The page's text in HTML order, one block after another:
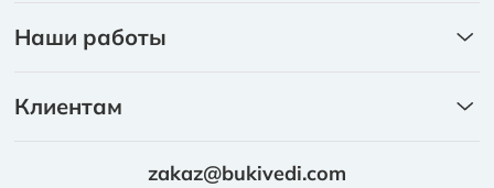
Каталоги
Брошюры на скобе
Наши работы
Клиентам
Требования к макетам и качеству продукции
zakaz@bukivedi.com